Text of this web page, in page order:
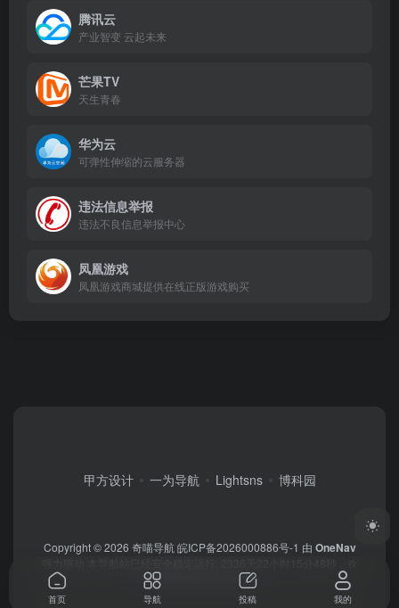
腾讯云
产业智变 云起未来
芒果TV
天生青春
华为云
可弹性伸缩的云服务器
违法信息举报
违法不良信息举报中心
凤凰游戏
凤凰游戏商城提供在线正版游戏购买
甲方设计 一为导航 Lightsns 博科园
Copyright © 2026 奇喵导航 皖ICP备2026000886号-1 由 OneNav
迎大家使用并提出建议！
首页 导航 投稿 我的